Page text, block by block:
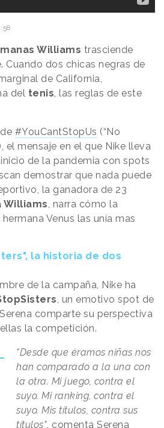
Williams trasciende
Cuando dos chicas negras de
de California,
del tenis, las reglas de este
#YouCantStopUs (“No
el mensaje en el que Nike lleva
de la pandemia con spots
demostrar que nada puede
la ganadora de 23
Williams, narra cómo la
Venus las unía mas
la historia de dos
de la campaña, Nike ha
, un emotivo spot de
comparte su perspectiva
la competición.
"Desde que éramos niñas nos
han comparado a la una con
la otra. Mi juego, contra el
suyo. Mi ranking, contra el
suyo. Mis títulos, contra sus
títulos", comenta Serena